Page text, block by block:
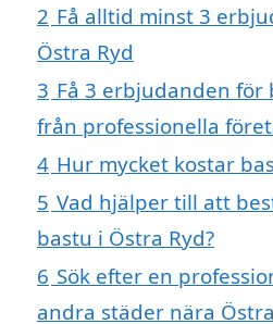
2 Få alltid minst 3
Östra Ryd
3 Få 3 erbjudanden för
från professionella
4 Hur mycket kostar
5 Vad hjälper till att
bastu i Östra Ryd?
6 Sök efter en
andra städer nära